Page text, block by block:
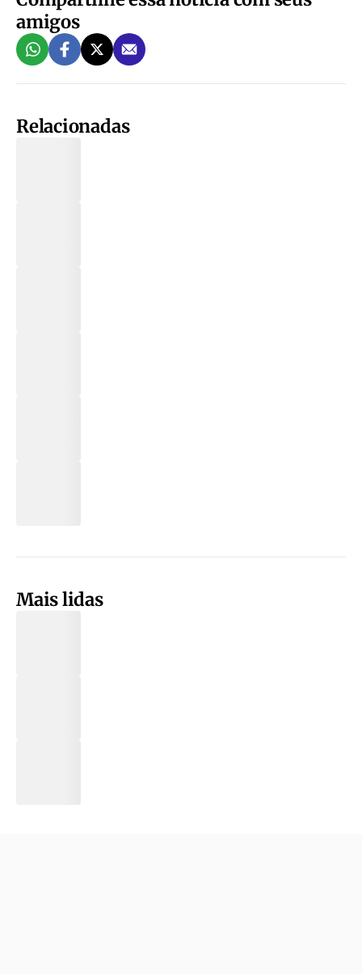
amigos
Relacionadas
Mais lidas